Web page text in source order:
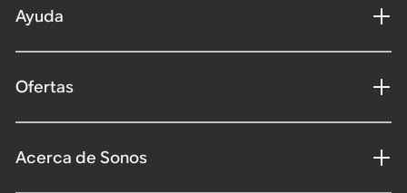
Ayuda
Ofertas
Acerca de Sonos